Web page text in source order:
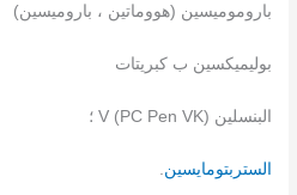
باروموميسين (هووماتين ، باروميسين)
بوليميكسين ب كبريتات
البنسلين V (PC Pen VK) ؛
الستربتومايسين